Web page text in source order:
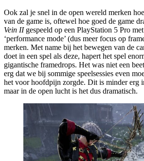
Ook zal je snel in de open wereld merken
van de game is, oftewel hoe goed de game
Vein IIgespeeld op een PlayStation 5 Pro
‘performance mode’ (dus meer focus op
merken. Met name bij het bewegen van de
doet in een spel als deze, hapert het spel
gigantische framedrops. Het was niet een
erg dat we bij sommige speelsessies even
het voor hoofdpijn zorgde. Dit is minder erg
maar in de open lucht is het dus dramatisch.